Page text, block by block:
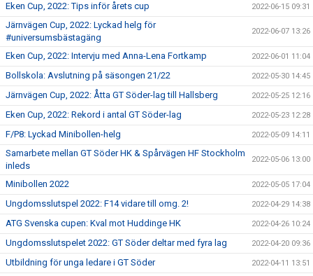
Eken Cup, 2022: Tips inför årets cup 2022-06-15 09:31
Järnvägen Cup, 2022: Lyckad helg för
#universumsbästagäng
2022-06-07 13:26
Eken Cup, 2022: Intervju med Anna-Lena Fortkamp 2022-06-01 11:04
Bollskola: Avslutning på säsongen 21/22 2022-05-30 14:45
Järnvägen Cup, 2022: Åtta GT Söder-lag till Hallsberg 2022-05-25 12:16
Eken Cup, 2022: Rekord i antal GT Söder-lag 2022-05-23 12:28
F/P8: Lyckad Minibollen-helg 2022-05-09 14:11
Samarbete mellan GT Söder HK & Spårvägen HF Stockholm
inleds
2022-05-06 13:00
Minibollen 2022 2022-05-05 17:04
Ungdomsslutspel 2022: F14 vidare till omg. 2! 2022-04-29 14:38
ATG Svenska cupen: Kval mot Huddinge HK 2022-04-26 10:24
Ungdomsslutspelet 2022: GT Söder deltar med fyra lag 2022-04-20 09:36
Utbildning för unga ledare i GT Söder 2022-04-11 13:51